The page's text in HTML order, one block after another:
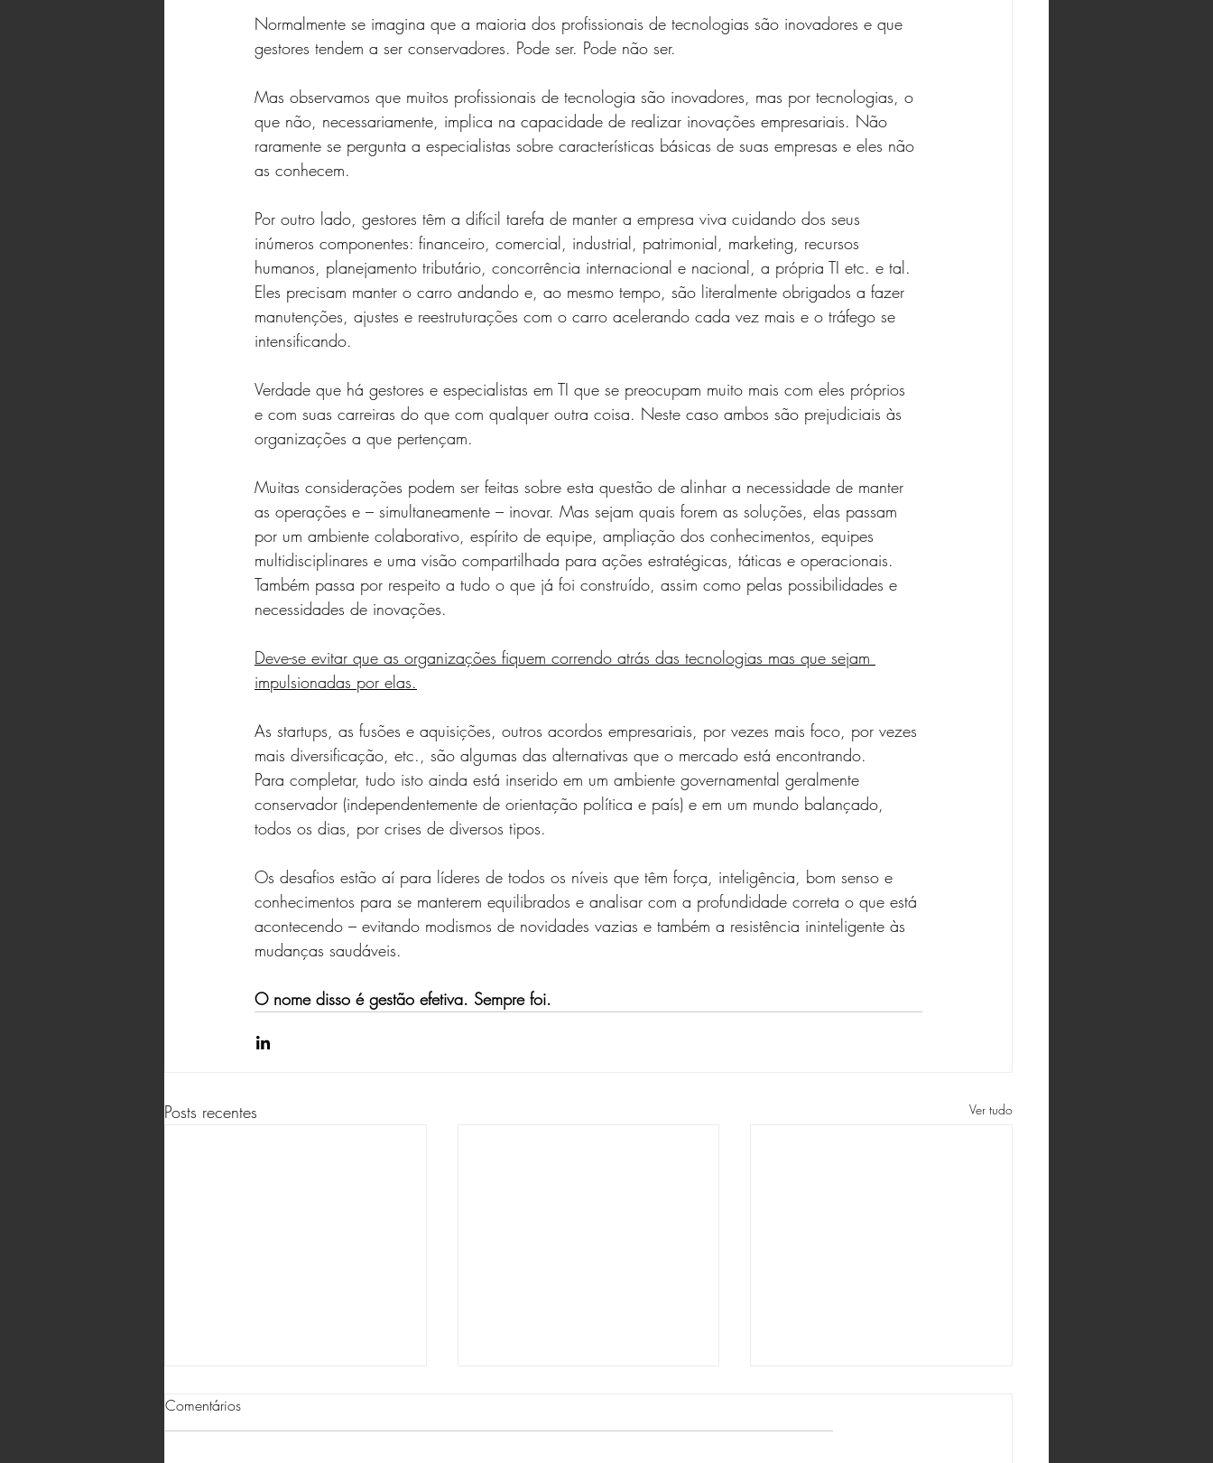
Normalmente se imagina que a maioria dos profissionais de tecnologias são inovadores e que
gestores tendem a ser conservadores. Pode ser. Pode não ser.
Mas observamos que muitos profissionais de tecnologia são inovadores, mas por tecnologias, o
que não, necessariamente, implica na capacidade de realizar inovações empresariais. Não
raramente se pergunta a especialistas sobre características básicas de suas empresas e eles não
as conhecem.
Por outro lado, gestores têm a difícil tarefa de manter a empresa viva cuidando dos seus
inúmeros componentes: financeiro, comercial, industrial, patrimonial, marketing, recursos
humanos, planejamento tributário, concorrência internacional e nacional, a própria TI etc. e tal.
Eles precisam manter o carro andando e, ao mesmo tempo, são literalmente obrigados a fazer
manutenções, ajustes e reestruturações com o carro acelerando cada vez mais e o tráfego se
intensificando.
Verdade que há gestores e especialistas em TI que se preocupam muito mais com eles próprios
e com suas carreiras do que com qualquer outra coisa. Neste caso ambos são prejudiciais às
organizações a que pertençam.
Muitas considerações podem ser feitas sobre esta questão de alinhar a necessidade de manter
as operações e – simultaneamente – inovar. Mas sejam quais forem as soluções, elas passam
por um ambiente colaborativo, espírito de equipe, ampliação dos conhecimentos, equipes
multidisciplinares e uma visão compartilhada para ações estratégicas, táticas e operacionais.
Também passa por respeito a tudo o que já foi construído, assim como pelas possibilidades e
necessidades de inovações.
Deve-se evitar que as organizações fiquem correndo atrás das tecnologias mas que sejam
impulsionadas por elas.
As startups, as fusões e aquisições, outros acordos empresariais, por vezes mais foco, por vezes
mais diversificação, etc., são algumas das alternativas que o mercado está encontrando.
Para completar, tudo isto ainda está inserido em um ambiente governamental geralmente
conservador (independentemente de orientação política e país) e em um mundo balançado,
todos os dias, por crises de diversos tipos.
Os desafios estão aí para líderes de todos os níveis que têm força, inteligência, bom senso e
conhecimentos para se manterem equilibrados e analisar com a profundidade correta o que está
acontecendo – evitando modismos de novidades vazias e também a resistência ininteligente às
mudanças saudáveis.
O nome disso é gestão efetiva. Sempre foi.
Posts recentes Ver tudo
Comentários